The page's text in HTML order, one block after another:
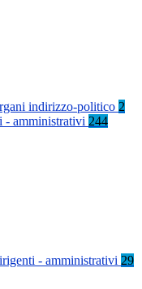
indirizzo-politico 2
- amministrativi 244
- amministrativi 29